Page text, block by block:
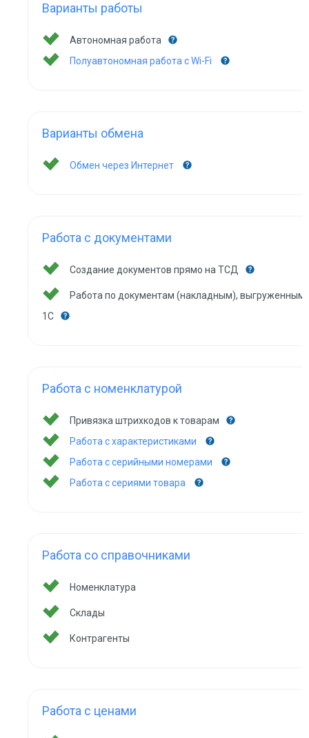
Варианты работы
Автономная работа
Полуавтономная работа с Wi-Fi
Варианты обмена
Обмен через Интернет
Работа с документами
Создание документов прямо на ТСД
Работа по документам (накладным), выгруженным
1С
Работа с номенклатурой
Привязка штрихкодов к товарам
Работа с характеристиками
Работа с серийными номерами
Работа с сериями товара
Работа со справочниками
Номенклатура
Склады
Контрагенты
Работа с ценами